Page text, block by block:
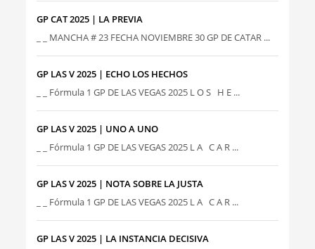
GP CAT 2025 | LA PREVIA
_ _ MANCHA # 23 FECHA NOVIEMBRE 30 GP DE CATAR ...
GP LAS V 2025 | ECHO LOS HECHOS
_ _ Fórmula 1 GP DE LAS VEGAS 2025 L O S H E ...
GP LAS V 2025 | UNO A UNO
_ _ Fórmula 1 GP DE LAS VEGAS 2025 L A C A R ...
GP LAS V 2025 | NOTA SOBRE LA JUSTA
_ _ Fórmula 1 GP DE LAS VEGAS 2025 L A C A R ...
GP LAS V 2025 | LA INSTANCIA DECISIVA